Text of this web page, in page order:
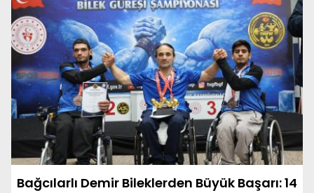
Bağcılarlı Demir Bileklerden Büyük Başarı: 14